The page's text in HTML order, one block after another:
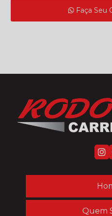
Faça Seu
Quem